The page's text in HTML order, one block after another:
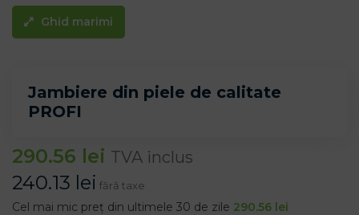
Jambiere din piele de calitate
PROFI
290.56 lei TVA inclus
240.13 lei fără taxe
Cel mai mic preț din ultimele 30 de zile 290.56 lei
Ghid marimi